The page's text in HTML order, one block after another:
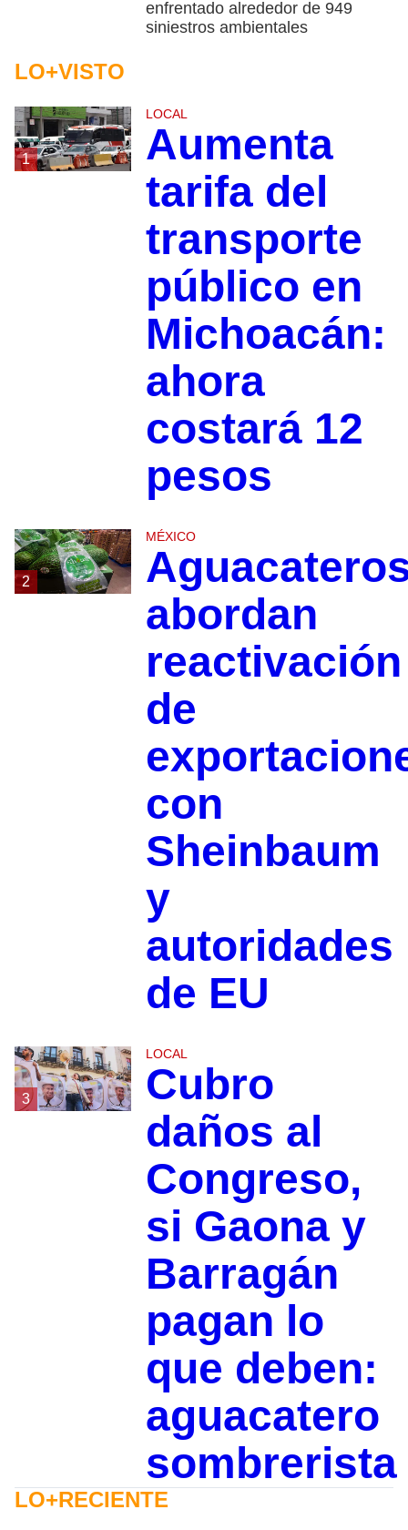
enfrentado alrededor de 949
siniestros ambientales
LO+VISTO
1
LOCAL
Aumenta
tarifa del
transporte
público en
Michoacán:
ahora
costará 12
pesos
2
MÉXICO
abordan
reactivación
de
con
Sheinbaum
y
autoridades
de EU
3
LOCAL
Cubro
daños al
Congreso,
si Gaona y
Barragán
pagan lo
que deben:
aguacatero
sombrerista
LO+RECIENTE